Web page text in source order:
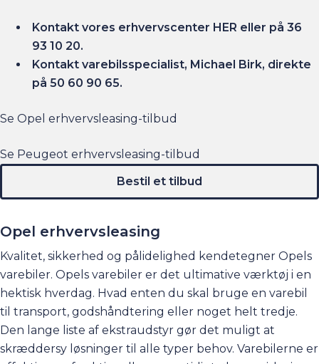
Kontakt vores erhvervscenter HER eller på36
93 10 20.
Kontakt varebilsspecialist, Michael Birk, direkte
på50 60 90 65.
Se Opel erhvervsleasing-tilbud
Se Peugeot erhvervsleasing-tilbud
Bestil et tilbud
Opel erhvervsleasing
Kvalitet, sikkerhed og pålidelighed kendetegner Opels
varebiler. Opels varebiler er det ultimative værktøj i en
hektisk hverdag. Hvad enten du skal bruge en varebil
til transport, godshåndtering eller noget helt tredje.
Den lange liste af ekstraudstyr gør det muligt at
skræddersy løsninger til alle typer behov. Varebilerne er